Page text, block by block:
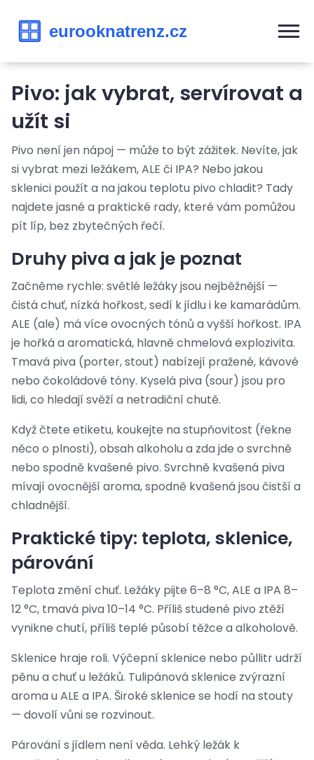
Pivo: jak vybrat, servírovat a
užít si
Pivo není jen nápoj — může to být zážitek. Nevíte, jak
si vybrat mezi ležákem, ALE či IPA? Nebo jakou
sklenici použít a na jakou teplotu pivo chladit? Tady
najdete jasné a praktické rady, které vám pomůžou
pít líp, bez zbytečných řečí.
Druhy piva a jak je poznat
Začněme rychle: světlé ležáky jsou nejběžnější —
čistá chuť, nízká hořkost, sedí k jídlu i ke kamarádům.
ALE (ale) má více ovocných tónů a vyšší hořkost. IPA
je hořká a aromatická, hlavně chmelová explozivita.
Tmavá piva (porter, stout) nabízejí pražené, kávové
nebo čokoládové tóny. Kyselá piva (sour) jsou pro
lidi, co hledají svěží a netradiční chutě.
Když čtete etiketu, koukejte na stupňovitost (řekne
něco o plnosti), obsah alkoholu a zda jde o svrchně
nebo spodně kvašené pivo. Svrchně kvašená piva
mívají ovocnější aroma, spodně kvašená jsou čistší a
chladnější.
Praktické tipy: teplota, sklenice,
párování
Teplota změní chuť. Ležáky pijte 6–8 °C, ALE a IPA 8–
12 °C, tmavá piva 10–14 °C. Příliš studené pivo ztěží
vynikne chutí, příliš teplé působí těžce a alkoholově.
Sklenice hraje roli. Výčepní sklenice nebo půllitr udrží
pěnu a chuť u ležáků. Tulipánová sklenice zvýrazní
aroma u ALE a IPA. Široké sklenice se hodí na stouty
— dovolí vůni se rozvinout.
Párování s jídlem není věda. Lehký ležák k